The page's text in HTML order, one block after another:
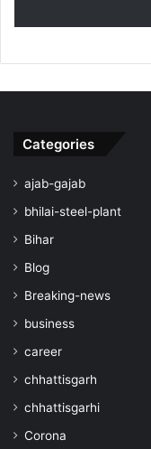
Categories
ajab-gajab
bhilai-steel-plant
Bihar
Blog
Breaking-news
business
career
chhattisgarh
chhattisgarhi
Corona